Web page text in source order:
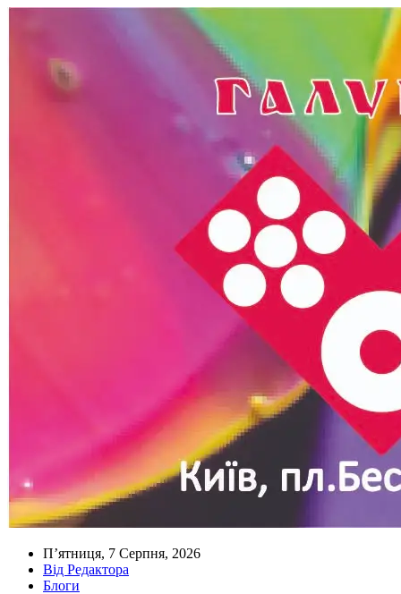
П’ятниця, 7 Серпня, 2026
Від Редактора
Блоги